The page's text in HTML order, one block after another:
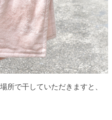
所で干していただきますと、